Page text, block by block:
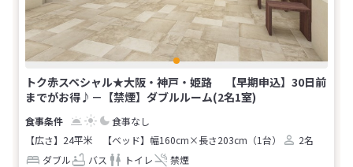
トク赤スペシャル★大阪・神戸・姫路 【早期申込】30日前
までがお得♪－【禁煙】ダブルルーム(2名1室)
食事なし
【広さ】24平米
【ベッド】幅160cm×長さ203cm（1台）
2名
ダブル
バス トイレ 禁煙